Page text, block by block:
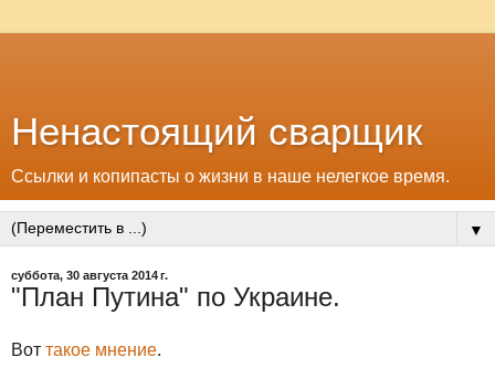
Ненастоящий сварщик
Ссылки и копипасты о жизни в наше нелегкое время.
▼
суббота, 30 августа 2014 г.
"План Путина" по Украине.
Вот такое мнение.